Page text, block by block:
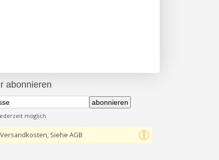
abonnieren
abonnieren
möglich
Siehe AGB